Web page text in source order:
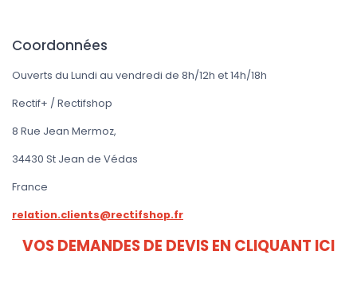
Coordonnées
Ouverts du Lundi au vendredi de 8h/12h et 14h/18h
Rectif+ / Rectifshop
8 Rue Jean Mermoz,
34430 St Jean de Védas
France
relation.clients@rectifshop.fr
VOS DEMANDES DE DEVIS EN CLIQUANT ICI